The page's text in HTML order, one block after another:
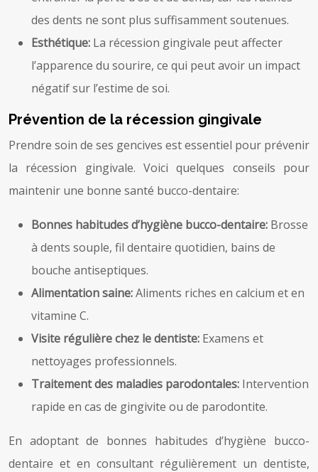
des dents ne sont plus suffisamment soutenues.
Esthétique: La récession gingivale peut affecter
l’apparence du sourire, ce qui peut avoir un impact
négatif sur l’estime de soi.
Prévention de la récession gingivale
Prendre soin de ses gencives est essentiel pour prévenir
la récession gingivale. Voici quelques conseils pour
maintenir une bonne santé bucco-dentaire:
Bonnes habitudes d’hygiène bucco-dentaire: Brosse
à dents souple, fil dentaire quotidien, bains de
bouche antiseptiques.
Alimentation saine:Aliments riches en calcium et en
vitamine C.
Visite régulière chez le dentiste: Examens et
nettoyages professionnels.
Traitement des maladies parodontales: Intervention
rapide en cas de gingivite ou de parodontite.
En adoptant de bonnes habitudes d’hygiène bucco-
dentaire et en consultant régulièrement un dentiste,